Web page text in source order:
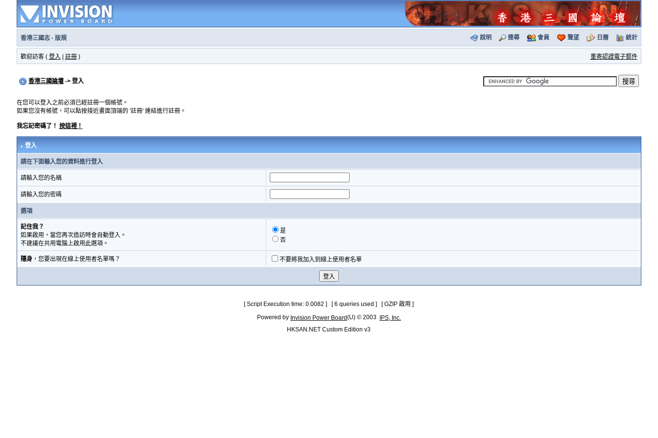
香港三國志· 版規 說明 搜尋 會員 聲望 日曆 統計
歡迎訪客 ( 登入 註冊) 重寄認證電子郵件
香港三國論壇-> 登入
在您可以登入之前必須已經註冊一個帳號。
如果您沒有帳號，可以點按接近畫面頂端的 '註冊' 連結進行註冊。
我忘記密碼了！ 按這裡！
登入
請在下面輸入您的資料進行登入
請輸入您的名稱
請輸入您的密碼
選項
記住我？
如果啟用，當您再次造訪時會自動登入。
不建議在共用電腦上啟用此選項。
是
否
隱身，您要出現在線上使用者名單嗎？ 不要將我加入到線上使用者名單
[ Script Execution time: 0.0082 ] [ 6 queries used ] [ GZIP 啟用 ]
Powered by Invision Power Board(U) © 2003
IPS, Inc.
HKSAN.NET Custom Edition v3